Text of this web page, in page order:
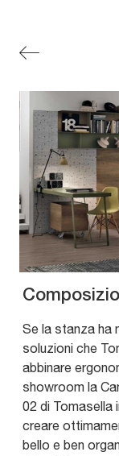
Se la stanza ha
soluzioni che
abbinare
showroom la
02 di Tomasella
creare
bello e ben